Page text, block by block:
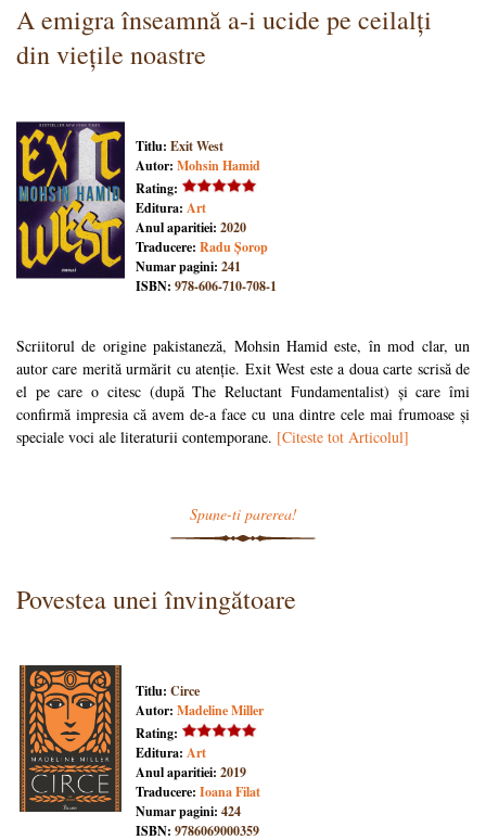
A emigra înseamnă a-i ucide pe ceilalți
din viețile noastre
Titlu: Exit West
Autor: Mohsin Hamid
Rating:
Editura: Art
Anul aparitiei: 2020
Traducere: Radu Șorop
Numar pagini: 241
ISBN: 978-606-710-708-1
Scriitorul de origine pakistaneză, Mohsin Hamid este, în mod clar, un
autor care merită urmărit cu atenție. Exit West este a doua carte scrisă de
el pe care o citesc (după The Reluctant Fundamentalist) și care îmi
confirmă impresia că avem de-a face cu una dintre cele mai frumoase și
speciale voci ale literaturii contemporane. [Citeste tot Articolul]
Spune-ti parerea!
Povestea unei învingătoare
Titlu: Circe
Autor: Madeline Miller
Rating:
Editura: Art
Anul aparitiei: 2019
Traducere: Ioana Filat
Numar pagini: 424
ISBN: 9786069000359